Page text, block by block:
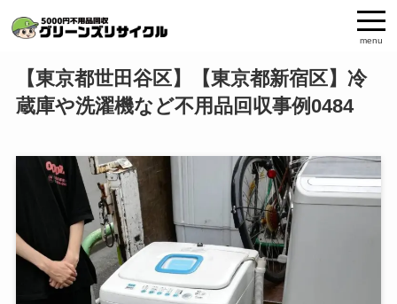
menu
【東京都世田谷区】【東京都新宿区】冷
蔵庫や洗濯機など不用品回収事例0484